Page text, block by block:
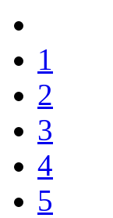
1
2
3
4
5